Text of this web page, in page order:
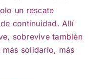
un rescate
continuidad. Allí
sobrevive también
más solidario, más